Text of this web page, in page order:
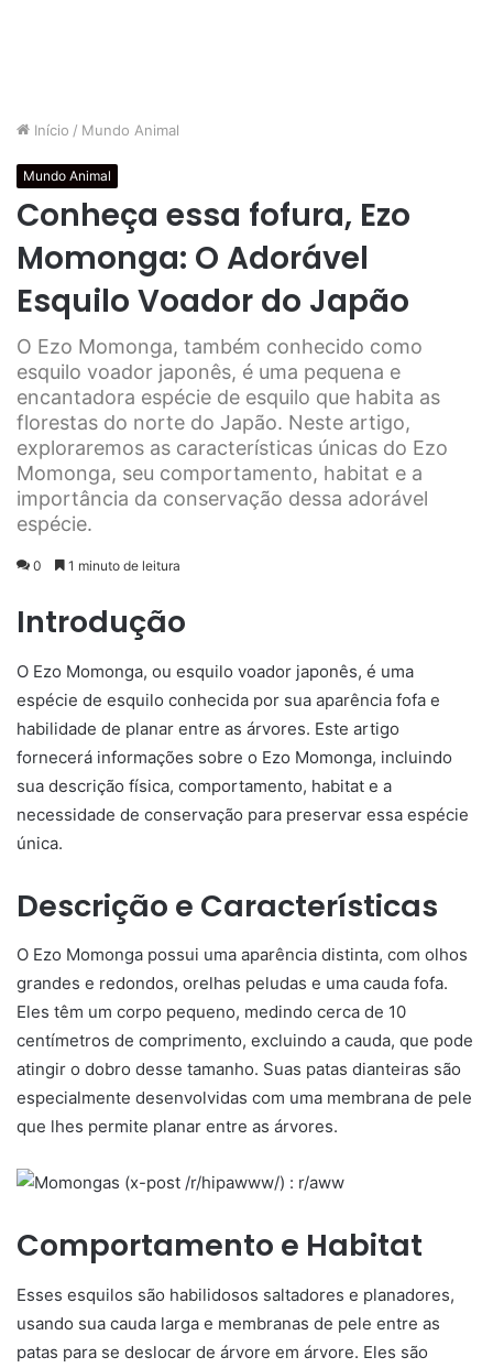
Início / Mundo Animal
Mundo Animal
Conheça essa fofura, Ezo
Momonga: O Adorável
Esquilo Voador do Japão
O Ezo Momonga, também conhecido como
esquilo voador japonês, é uma pequena e
encantadora espécie de esquilo que habita as
florestas do norte do Japão. Neste artigo,
exploraremos as características únicas do Ezo
Momonga, seu comportamento, habitat e a
importância da conservação dessa adorável
espécie.
0 1 minuto de leitura
Introdução
O Ezo Momonga, ou esquilo voador japonês, é uma
espécie de esquilo conhecida por sua aparência fofa e
habilidade de planar entre as árvores. Este artigo
fornecerá informações sobre o Ezo Momonga, incluindo
sua descrição física, comportamento, habitat e a
necessidade de conservação para preservar essa espécie
única.
Descrição e Características
O Ezo Momonga possui uma aparência distinta, com olhos
grandes e redondos, orelhas peludas e uma cauda fofa.
Eles têm um corpo pequeno, medindo cerca de 10
centímetros de comprimento, excluindo a cauda, que pode
atingir o dobro desse tamanho. Suas patas dianteiras são
especialmente desenvolvidas com uma membrana de pele
que lhes permite planar entre as árvores.
Comportamento e Habitat
Esses esquilos são habilidosos saltadores e planadores,
usando sua cauda larga e membranas de pele entre as
patas para se deslocar de árvore em árvore. Eles são